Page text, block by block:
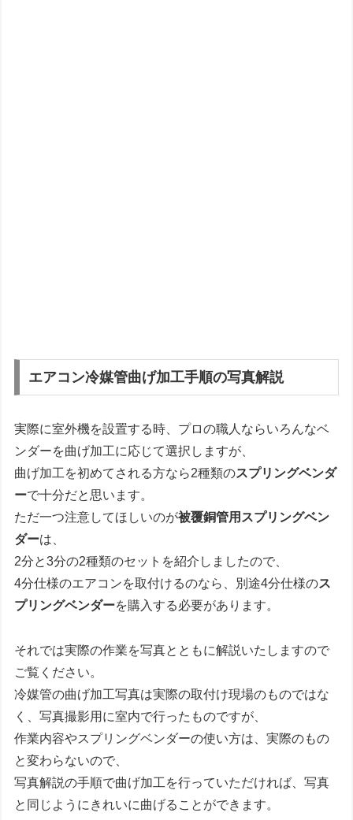
エアコン冷媒管曲げ加工手順の写真解説
実際に室外機を設置する時、プロの職人ならいろんなベ
ンダーを曲げ加工に応じて選択しますが、
曲げ加工を初めてされる方なら2種類のスプリングベンダ
ーで十分だと思います。
ただ一つ注意してほしいのが被覆銅管用スプリングベン
ダーは、
2分と3分の2種類のセットを紹介しましたので、
4分仕様のエアコンを取付けるのなら、別途4分仕様のス
プリングベンダーを購入する必要があります。
それでは実際の作業を写真とともに解説いたしますので
ご覧ください。
冷媒管の曲げ加工写真は実際の取付け現場のものではな
く、写真撮影用に室内で行ったものですが、
作業内容やスプリングベンダーの使い方は、実際のもの
と変わらないので、
写真解説の手順で曲げ加工を行っていただければ、写真
と同じようにきれいに曲げることができます。